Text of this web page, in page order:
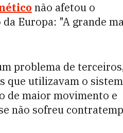
não afetou o
Europa: "A grande
problema de
que utilizavam o
de maior movimento e
não sofreu